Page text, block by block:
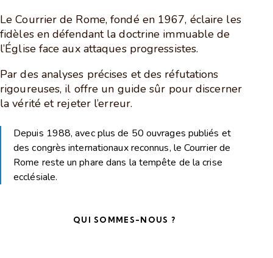
Le Courrier de Rome, fondé en 1967, éclaire les
fidèles en défendant la doctrine immuable de
l’Église face aux attaques progressistes.
Par des analyses précises et des réfutations
rigoureuses, il offre un guide sûr pour discerner
la vérité et rejeter l’erreur.
Depuis 1988, avec plus de 50 ouvrages publiés et
des congrès internationaux reconnus, le Courrier de
Rome reste un phare dans la tempête de la crise
ecclésiale.
QUI SOMMES-NOUS ?